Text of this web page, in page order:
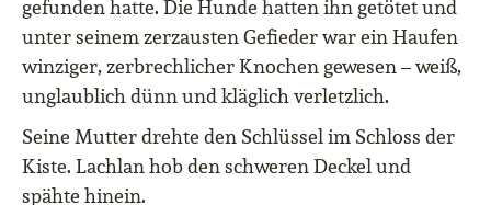
gefunden hatte. Die Hunde hatten ihn getötet und
unter seinem zerzausten Gefieder war ein Haufen
winziger, zerbrechlicher Knochen gewesen – weiß,
unglaublich dünn und kläglich verletzlich.
Seine Mutter drehte den Schlüssel im Schloss der
Kiste. Lachlan hob den schweren Deckel und
spähte hinein.